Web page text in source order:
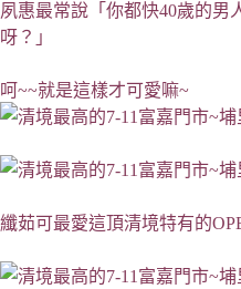
夙惠最常說「你都快40歲的男
呀？」
呵~~就是這樣才可愛嘛~
纖茹可最愛這頂清境特有的